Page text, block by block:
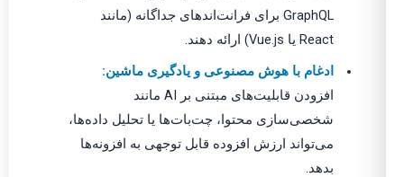
GraphQL برای فرانت‌اندهای جداگانه (مانند
React یا Vue.js) ارائه دهند.
ادغام با هوش مصنوعی و یادگیری ماشین:
افزودن قابلیت‌های مبتنی بر AI مانند
شخصی‌سازی محتوا، چت‌بات‌ها یا تحلیل داده‌ها،
می‌تواند ارزش افزوده قابل توجهی به افزونه‌ها
بدهد.